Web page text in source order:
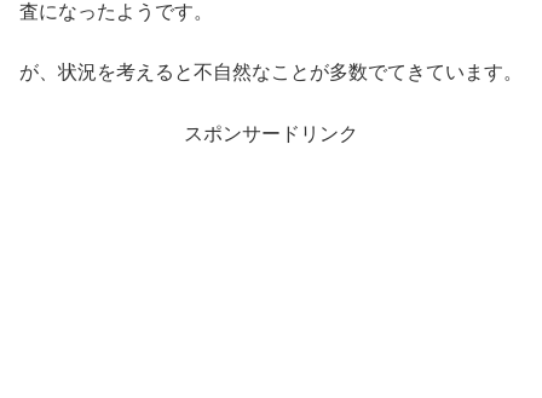
査になったようです。
が、状況を考えると不自然なことが多数でてきています。
スポンサードリンク